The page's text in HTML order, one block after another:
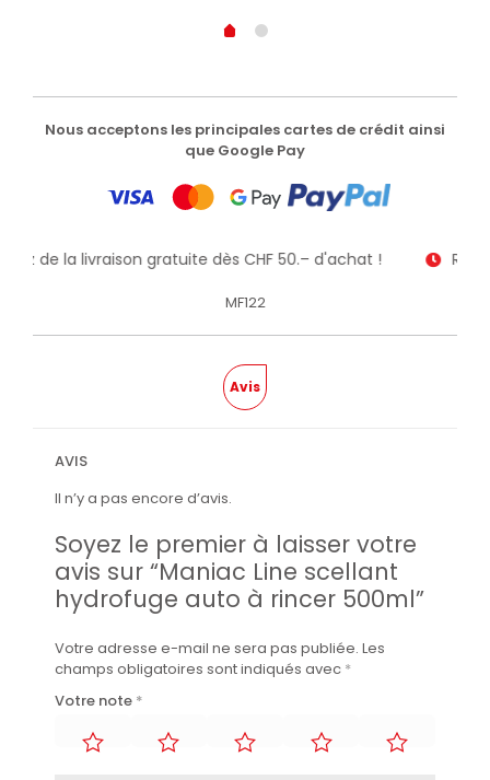
Nous acceptons les principales cartes de crédit ainsi
que Google Pay
de la livraison gratuite dès CHF 50.– d'achat !
MF122
Avis
AVIS
Il n’y a pas encore d’avis.
Soyez le premier à laisser votre
avis sur “Maniac Line scellant
hydrofuge auto à rincer 500ml”
Votre adresse e-mail ne sera pas publiée. Les
champs obligatoires sont indiqués avec *
Votre note *